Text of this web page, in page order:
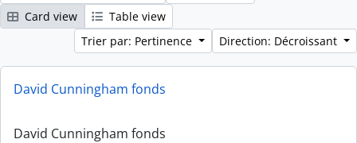
Card view
Table view
Trier par: Pertinence
Direction: Décroissant
David Cunningham fonds
David Cunningham fonds